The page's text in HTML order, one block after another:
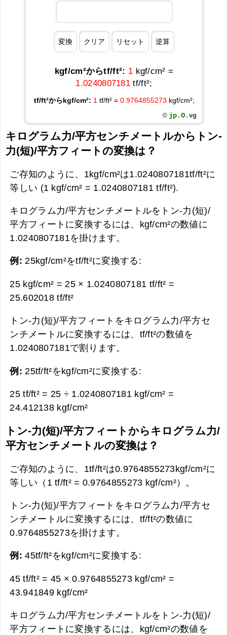
kgf/cm²からtf/ft²: 1 kgf/cm² =
1.0240807181 tf/ft²;
tf/ft²からkgf/cm²: 1tf/ft² = 0.9764855273 kgf/cm²;
© jp.O.vg
キログラム力/平方センチメートルからトン-
力(短)/平方フィートの変換は？
ご存知のように、1kgf/cm²は1.0240807181tf/ft²に
等しい (1 kgf/cm² = 1.0240807181 tf/ft²).
キログラム力/平方センチメートルをトン-力(短)/
平方フィートに変換するには、kgf/cm²の数値に
1.0240807181を掛けます。
例:25kgf/cm²をtf/ft²に変換する:
25 kgf/cm² = 25 × 1.0240807181 tf/ft² =
25.602018 tf/ft²
トン-力(短)/平方フィートをキログラム力/平方セ
ンチメートルに変換するには、tf/ft²の数値を
1.0240807181で割ります。
例: 25tf/ft²をkgf/cm²に変換する:
25 tf/ft² = 25 ÷ 1.0240807181 kgf/cm² =
24.412138 kgf/cm²
トン-力(短)/平方フィートからキログラム力/
平方センチメートルの変換は？
ご存知のように、1tf/ft²は0.9764855273kgf/cm²に
等しい（1 tf/ft² = 0.9764855273 kgf/cm²）。
トン-力(短)/平方フィートをキログラム力/平方セ
ンチメートルに変換するには、tf/ft²の数値に
0.9764855273を掛けます。
例:45tf/ft²をkgf/cm²に変換する:
45 tf/ft² = 45 × 0.9764855273 kgf/cm² =
43.941849 kgf/cm²
キログラム力/平方センチメートルをトン-力(短)/
平方フィートに変換するには、kgf/cm²の数値を